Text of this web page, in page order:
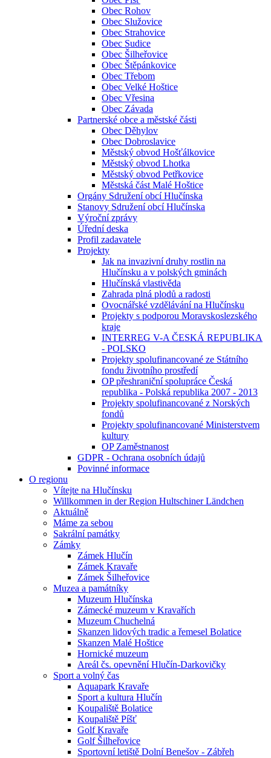
Obec Rohov
Obec Služovice
Obec Strahovice
Obec Sudice
Obec Šilheřovice
Obec Štěpánkovice
Obec Třebom
Obec Velké Hoštice
Obec Vřesina
Obec Závada
Partnerské obce a městské části
Obec Děhylov
Obec Dobroslavice
Městský obvod Hošťálkovice
Městský obvod Lhotka
Městský obvod Petřkovice
Městská část Malé Hoštice
Orgány Sdružení obcí Hlučínska
Stanovy Sdružení obcí Hlučínska
Výroční zprávy
Úřední deska
Profil zadavatele
Projekty
Jak na invazivní druhy rostlin na
Hlučínsku a v polských gminách
Hlučínská vlastivěda
Zahrada plná plodů a radosti
Ovocnářské vzdělávání na Hlučínsku
Projekty s podporou Moravskoslezského
kraje
INTERREG V-A ČESKÁ REPUBLIKA
- POLSKO
Projekty spolufinancované ze Státního
fondu životního prostředí
OP přeshraniční spolupráce Česká
republika - Polská republika 2007 - 2013
Projekty spolufinancované z Norských
fondů
Projekty spolufinancované Ministerstvem
kultury
OP Zaměstnanost
GDPR - Ochrana osobních údajů
Povinné informace
O regionu
Vítejte na Hlučínsku
Willkommen in der Region Hultschiner Ländchen
Aktuálně
Máme za sebou
Sakrální památky
Zámky
Zámek Hlučín
Zámek Kravaře
Zámek Šilheřovice
Muzea a památníky
Muzeum Hlučínska
Zámecké muzeum v Kravařích
Muzeum Chuchelná
Skanzen lidových tradic a řemesel Bolatice
Skanzen Malé Hoštice
Hornické muzeum
Areál čs. opevnění Hlučín-Darkovičky
Sport a volný čas
Aquapark Kravaře
Sport a kultura Hlučín
Koupaliště Bolatice
Koupaliště Píšť
Golf Kravaře
Golf Šilheřovice
Sportovní letiště Dolní Benešov - Zábřeh